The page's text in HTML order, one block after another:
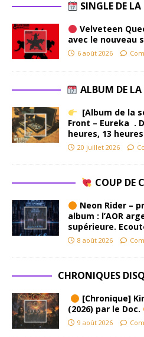
SINGLE DE
Velveteen
avec le nouveau
6 août 2026
ALBUM DE
[Album de la
Front – Eureka .
heures, 13
20 juillet 2026
COUP DE
Neon Rider –
album : l’AOR
supérieure.
8 août 2026
CHRONIQUES
[Chronique]
(2026) par le Doc.
9 août 2026